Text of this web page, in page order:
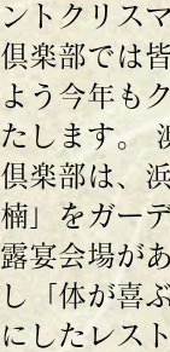
ントクリス
倶楽部では
よう今年も
たします。
倶楽部は、
楠」をガー
露宴会場が
し「体が喜
にしたレス